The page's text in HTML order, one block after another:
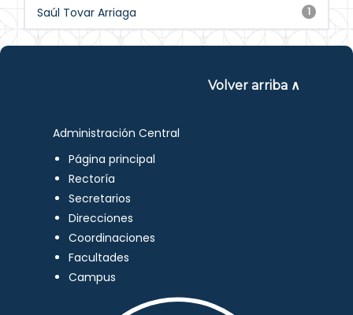
1
Saúl Tovar Arriaga
Volver arriba ∧
Administración Central
Página principal
Rectoría
Secretarios
Direcciones
Coordinaciones
Facultades
Campus